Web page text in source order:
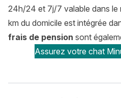
24h/24 et 7j/7 valable dans le
km du domicile est intégrée
frais de pension sont
Assurez votre chat